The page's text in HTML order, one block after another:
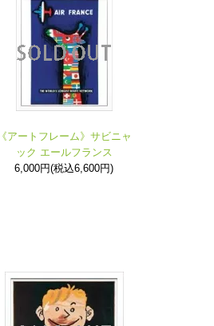
《アートフレーム》サビニャ
ック エールフランス
6,000円(税込6,600円)